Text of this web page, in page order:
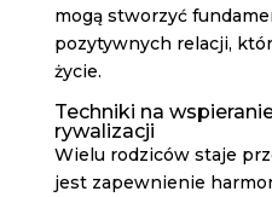
mogą stworzyć
pozytywnych relacji,
życie.
Techniki na
rywalizacji
Wielu rodziców staje
jest zapewnienie